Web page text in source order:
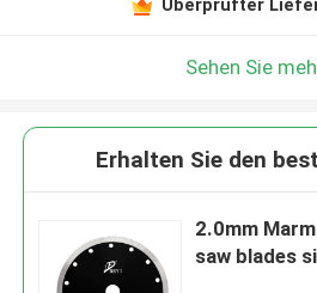
Überprüfter
Sehen Sie
Erhalten Sie den
2.0mm
saw blades